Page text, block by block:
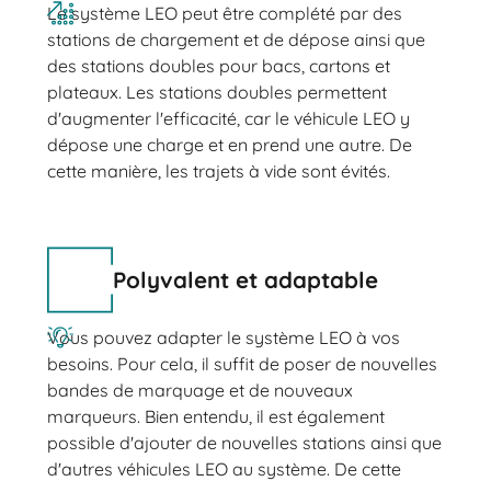
Le système LEO peut être complété par des
stations de chargement et de dépose ainsi que
des stations doubles pour bacs, cartons et
plateaux. Les stations doubles permettent
d'augmenter l'efficacité, car le véhicule LEO y
dépose une charge et en prend une autre. De
cette manière, les trajets à vide sont évités.
Polyvalent et adaptable
Vous pouvez adapter le système LEO à vos
besoins. Pour cela, il suffit de poser de nouvelles
bandes de marquage et de nouveaux
marqueurs. Bien entendu, il est également
possible d'ajouter de nouvelles stations ainsi que
d'autres véhicules LEO au système. De cette